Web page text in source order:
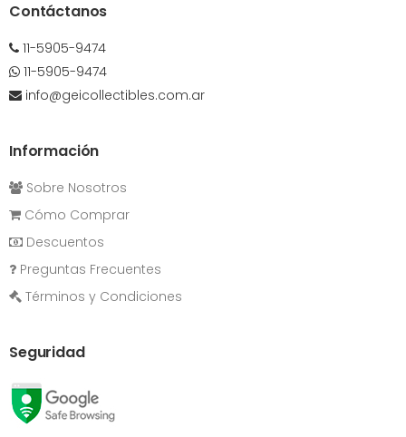
Contáctanos
11-5905-9474
11-5905-9474
info@geicollectibles.com.ar
Información
Sobre Nosotros
Cómo Comprar
Descuentos
Preguntas Frecuentes
Términos y Condiciones
Seguridad